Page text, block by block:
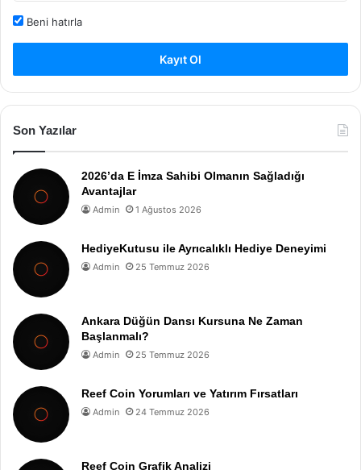
Beni hatırla
Kayıt Ol
Son Yazılar
2026’da E İmza Sahibi Olmanın Sağladığı
Avantajlar
Admin 1 Ağustos 2026
HediyeKutusu ile Ayrıcalıklı Hediye Deneyimi
Admin 25 Temmuz 2026
Ankara Düğün Dansı Kursuna Ne Zaman
Başlanmalı?
Admin 25 Temmuz 2026
Reef Coin Yorumları ve Yatırım Fırsatları
Admin 24 Temmuz 2026
Reef Coin Grafik Analizi